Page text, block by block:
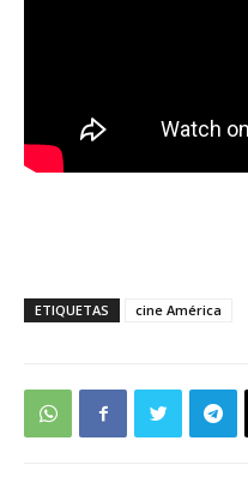
ETIQUETAS cine América